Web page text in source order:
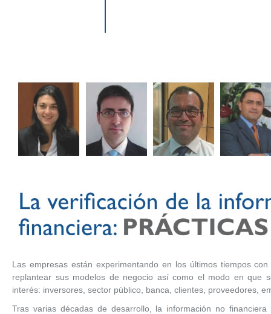
Las empresas están experimentando en los últimos tiempos
replantear sus modelos de negocio así como el modo en que
interés: inversores, sector público, banca, clientes, proveedores,
Tras varias décadas de desarrollo, la información no